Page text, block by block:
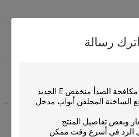
اترك رسالة
داخل زجاج الصوت / توفير الطاقة العازلة